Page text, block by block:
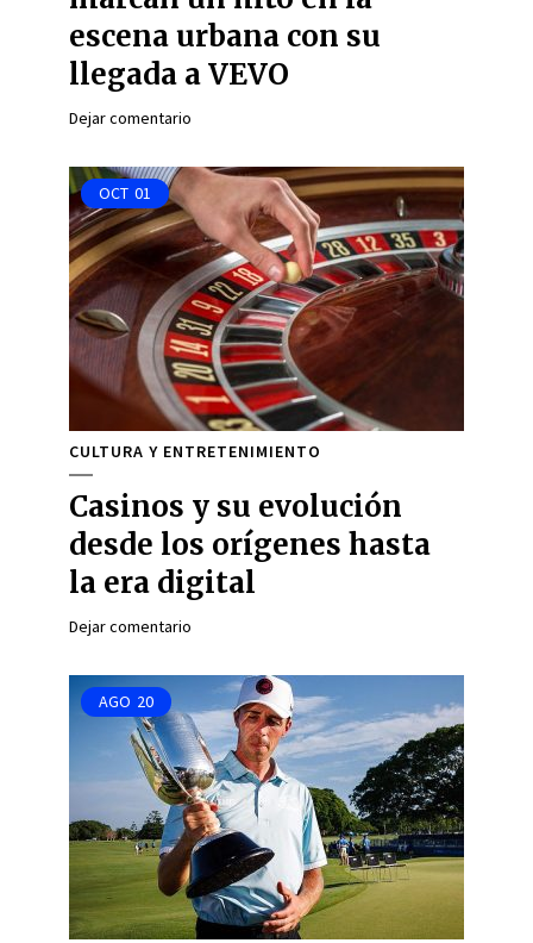
escena urbana con su
llegada a VEVO
Dejar comentario
OCT 01
CULTURA Y ENTRETENIMIENTO
Casinos y su evolución
desde los orígenes hasta
la era digital
Dejar comentario
AGO 20